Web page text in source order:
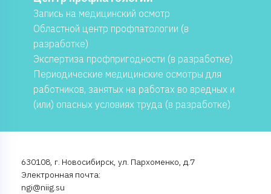
Запись на медицинский осмотр
Областной центр профпатологии (в
разработке)
Экспертиза профпригодности (в разработке)
Периодические медицинские осмотры для
работников, занятых на работах во вредных и
(или) опасных условиях труда (в разработке)
630108, г. Новосибирск, ул. Пархоменко, д.7
Электронная почта:
ngi@niig.su